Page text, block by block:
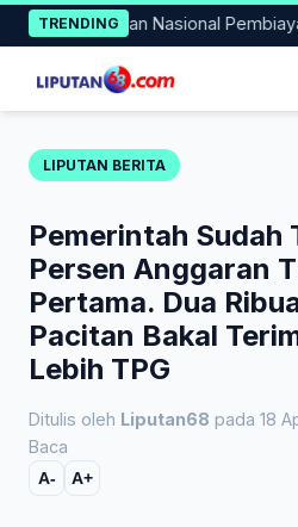
Skip
to
content
TRENDINGNasional Pembiayaan
LIPUTAN BERITA
Pemerintah Sudah
Persen Anggaran
Pertama. Dua
Pacitan Bakal
Lebih TPG
Ditulis oleh Liputan68 pada 18
Baca
A- A+